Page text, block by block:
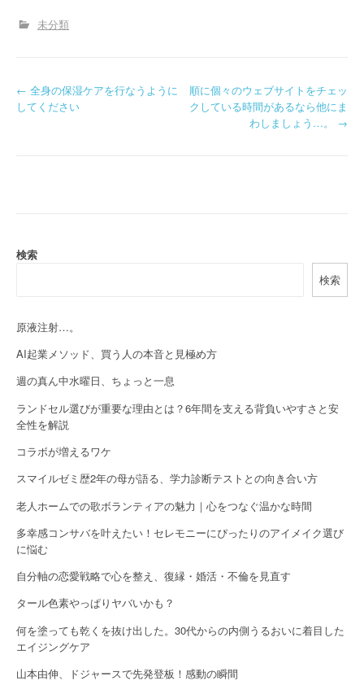
未分類
P
a
g
a
t
i
o
n
← 全身の保湿ケアを行なうように
してください
順に個々のウェブサイトをチェッ
クしている時間があるなら他にま
わしましょう…。 →
検索
検索
原液注射…。
AI起業メソッド、買う人の本音と見極め方
週の真ん中水曜日、ちょっと一息
ランドセル選びが重要な理由とは？6年間を支える背負いやすさと安
全性を解説
コラボが増えるワケ
スマイルゼミ歴2年の母が語る、学力診断テストとの向き合い方
老人ホームでの歌ボランティアの魅力｜心をつなぐ温かな時間
多幸感コンサバを叶えたい！セレモニーにぴったりのアイメイク選び
に悩む
自分軸の恋愛戦略で心を整え、復縁・婚活・不倫を見直す
タール色素やっぱりヤバいかも？
何を塗っても乾くを抜け出した。30代からの内側うるおいに着目した
エイジングケア
山本由伸、ドジャースで先発登板！感動の瞬間